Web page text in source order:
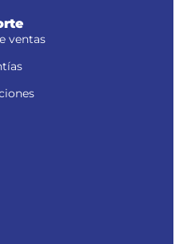
ventas